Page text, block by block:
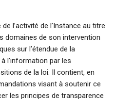
l’activité de l’Instance au titre
domaines de son intervention
sur l’étendue de la
l’information par les
de la loi. Il contient, en
visant à soutenir ce
les principes de transparence